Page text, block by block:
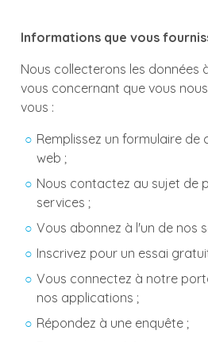
Informations que vous
Nous collecterons les données
vous concernant que vous
vous :
Remplissez un formulaire
web ;
Nous contactez au sujet de
services ;
Vous abonnez à l'un de nos
Inscrivez pour un essai
Vous connectez à notre
nos applications ;
Répondez à une enquête ;